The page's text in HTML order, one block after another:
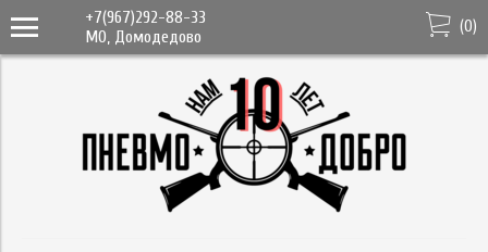
+7(967)292-88-33
МО, Домодедово
(0)